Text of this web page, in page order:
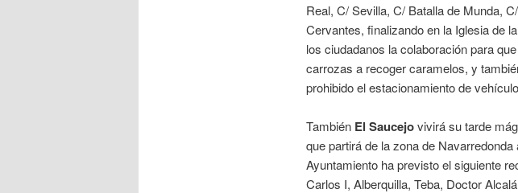
Real, C/ Sevilla, C/ Batalla de Munda,
Cervantes, finalizando en la Iglesia de
los ciudadanos la colaboración para
carrozas a recoger caramelos, y
prohibido el estacionamiento de
También El Saucejovivirá su tarde
que partirá de la zona de
Ayuntamiento ha previsto el siguiente
Carlos I, Alberquilla, Teba, Doctor